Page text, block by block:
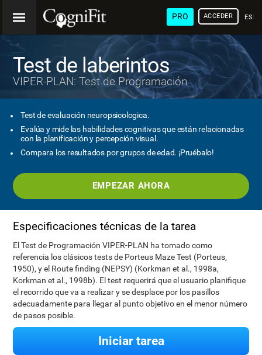
PRO ACCEDER
Test de laberintos
VIPER-PLAN: Test de Programación
Test de evaluación neuropsicologica.
Evalúa y mide las habilidades cognitivas que están relacionadas
con la planificación y percepción visual.
Compara los resultados por grupos de edad. ¡Pruébalo!
EMPEZAR AHORA
Especificaciones técnicas de la tarea
El Test de Programación VIPER-PLAN ha tomado como
referencia los clásicos tests de Porteus Maze Test (Porteus,
1950), y el Route finding (NEPSY) (Korkman et al., 1998a,
Korkman et al., 1998b). El test requerirá que el usuario planifique
el recorrido que va a realizar y se desplace por los pasillos
adecuadamente para llegar al punto objetivo en el menor número
de pasos posible.
Iniciar tarea